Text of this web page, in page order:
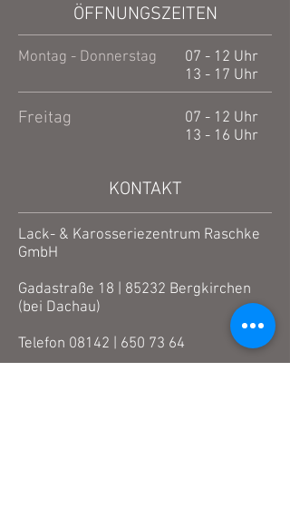
ÖFFNUNGSZEITEN
Montag - Donnerstag
07 - 12 Uhr
13 - 17 Uhr
Freitag
07 - 12 Uhr
13 - 16 Uhr
KONTAKT
Lack- & Karosseriezentrum Raschke
GmbH
Gadastraße 18 | 85232 Bergkirchen
(bei Dachau)
Telefon 08142 | 650 73 64